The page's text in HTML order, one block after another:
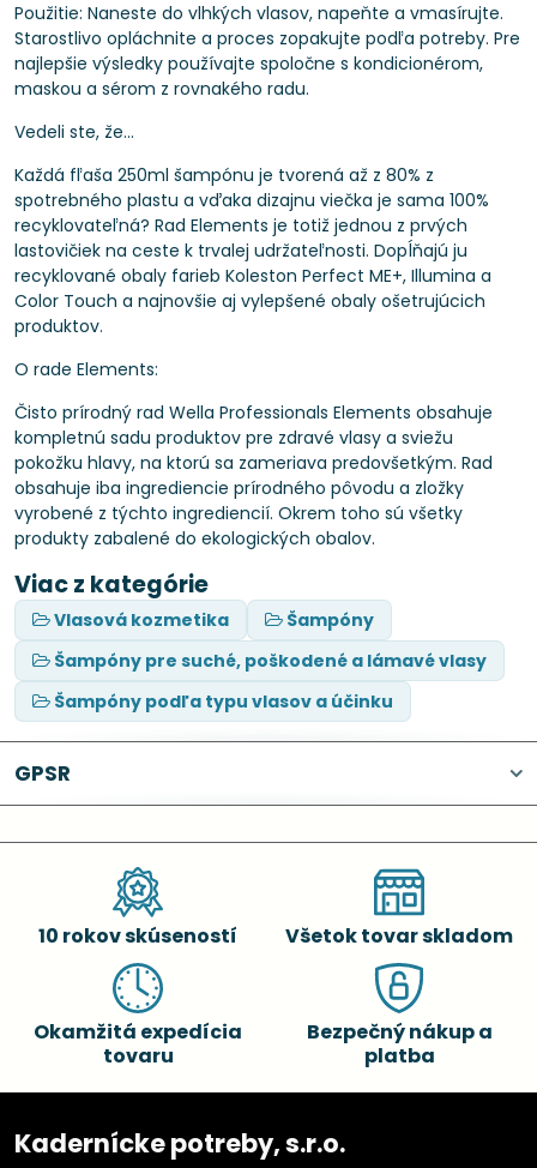
Použitie: Naneste do vlhkých vlasov, napeňte a vmasírujte.
Starostlivo opláchnite a proces zopakujte podľa potreby. Pre
najlepšie výsledky používajte spoločne s kondicionérom,
maskou a sérom z rovnakého radu.
Vedeli ste, že...
Každá fľaša 250ml šampónu je tvorená až z 80% z
spotrebného plastu a vďaka dizajnu viečka je sama 100%
recyklovateľná? Rad Elements je totiž jednou z prvých
lastovičiek na ceste k trvalej udržateľnosti. Dopĺňajú ju
recyklované obaly farieb Koleston Perfect ME+, Illumina a
Color Touch a najnovšie aj vylepšené obaly ošetrujúcich
produktov.
O rade Elements:
Čisto prírodný rad Wella Professionals Elements obsahuje
kompletnú sadu produktov pre zdravé vlasy a sviežu
pokožku hlavy, na ktorú sa zameriava predovšetkým. Rad
obsahuje iba ingrediencie prírodného pôvodu a zložky
vyrobené z týchto ingrediencií. Okrem toho sú všetky
produkty zabalené do ekologických obalov.
Viac z kategórie
Vlasová kozmetika
Šampóny
Šampóny pre suché, poškodené a lámavé vlasy
Šampóny podľa typu vlasov a účinku
GPSR
10 rokov skúseností Všetok tovar skladom
Okamžitá expedícia
tovaru
Bezpečný nákup a
platba
Kadernícke potreby, s.r.o.